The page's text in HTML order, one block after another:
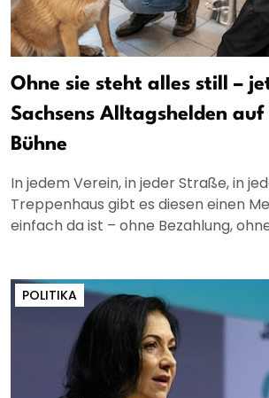
Ohne sie steht alles still –
Sachsens Alltagshelden
Bühne
In jedem Verein, in jeder Straße, in
Treppenhaus gibt es diesen einen
einfach da ist – ohne Bezahlung,
POLITIKA